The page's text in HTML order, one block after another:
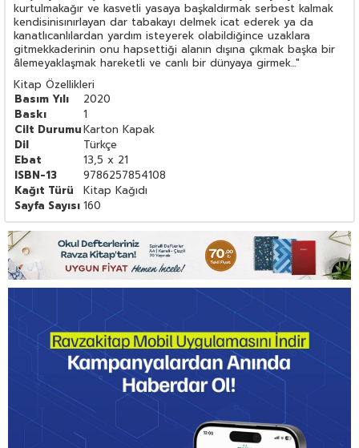
kurtulmakağır ve kasvetli yasaya başkaldırmak serbest kalmak
kendisinisınırlayan dar tabakayı delmek icat ederek ya da
kanatlıcanlılardan yardım isteyerek olabildiğince uzaklara
gitmekkaderinin onu hapsettiği alanın dışına çıkmak başka bir
âlemeyaklaşmak hareketli ve canlı bir dünyaya girmek..."
Kitap Özellikleri
Basım Yılı
2020
Baskı
1
Cilt DurumuKarton Kapak
Dil
Türkçe
Ebat
13,5 x 21
ISBN-13
9786257854108
Kağıt Türü
Kitap Kağıdı
Sayfa Sayısı 160